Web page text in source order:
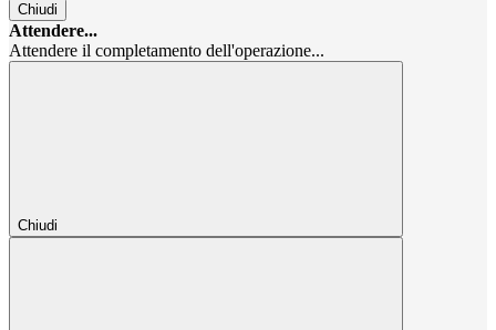
Chiudi
Attendere...
Attendere il completamento dell'operazione...
Chiudi